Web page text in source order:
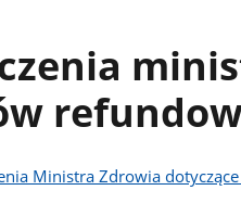
Ministra Zdrowia